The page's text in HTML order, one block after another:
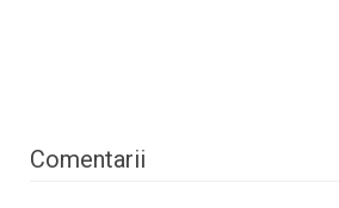
Comentarii